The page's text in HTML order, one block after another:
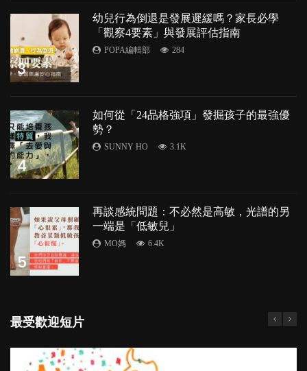
3
幼兒行為倒退是發展遲緩嗎？家長必學
「觀察4要素」與發展評估指南
POPA編輯部 284
4
如何從「24品格強項」發掘孩子的最強優
勢？
SUNNY HO 3.1K
5
再談感統問題：不必然是高敏，光譜的另
一端是「低敏兒」
MO媽 6.4K
最受歡迎短片